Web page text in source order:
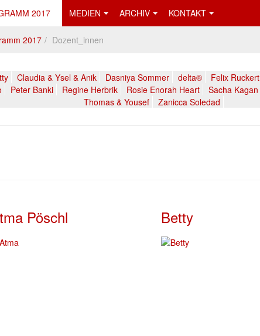
2017 MEDIEN ARCHIV KONTAKT
2017 Dozent_innen
Claudia & Ysel & Anik Dasniya Sommer delta® Felix Ruckert
Peter Banki Regine Herbrik Rosie Enorah Heart Sacha Kagan
Thomas & Yousef
Zanicca Soledad
Pöschl Betty